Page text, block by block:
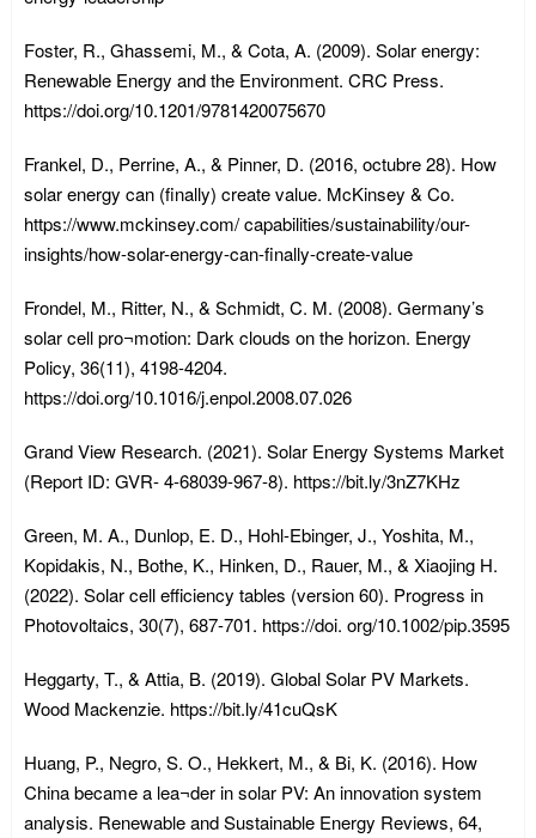
Foster, R., Ghassemi, M., & Cota, A. (2009). Solar energy:
Renewable Energy and the Environment. CRC Press.
https://doi.org/10.1201/9781420075670
Frankel, D., Perrine, A., & Pinner, D. (2016, octubre 28). How
solar energy can (finally) create value. McKinsey & Co.
https://www.mckinsey.com/ capabilities/sustainability/our-
insights/how-solar-energy-can-finally-create-value
Frondel, M., Ritter, N., & Schmidt, C. M. (2008). Germany’s
solar cell pro¬motion: Dark clouds on the horizon. Energy
Policy, 36(11), 4198-4204.
https://doi.org/10.1016/j.enpol.2008.07.026
Grand View Research. (2021). Solar Energy Systems Market
(Report ID: GVR- 4-68039-967-8). https://bit.ly/3nZ7KHz
Green, M. A., Dunlop, E. D., Hohl-Ebinger, J., Yoshita, M.,
Kopidakis, N., Bothe, K., Hinken, D., Rauer, M., & Xiaojing H.
(2022). Solar cell efficiency tables (version 60). Progress in
Photovoltaics, 30(7), 687-701. https://doi. org/10.1002/pip.3595
Heggarty, T., & Attia, B. (2019). Global Solar PV Markets.
Wood Mackenzie. https://bit.ly/41cuQsK
Huang, P., Negro, S. O., Hekkert, M., & Bi, K. (2016). How
China became a lea¬der in solar PV: An innovation system
analysis. Renewable and Sustainable Energy Reviews, 64,